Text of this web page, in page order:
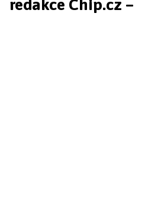
redakce Chip.cz –